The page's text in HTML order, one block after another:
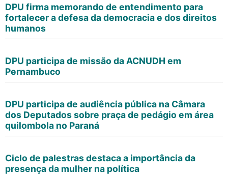
DPU firma memorando de entendimento para
fortalecer a defesa da democracia e dos direitos
humanos
DPU participa de missão da ACNUDH em
Pernambuco
DPU participa de audiência pública na Câmara
dos Deputados sobre praça de pedágio em área
quilombola no Paraná
Ciclo de palestras destaca a importância da
presença da mulher na política